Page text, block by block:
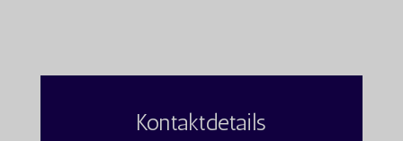
Kontaktdetails